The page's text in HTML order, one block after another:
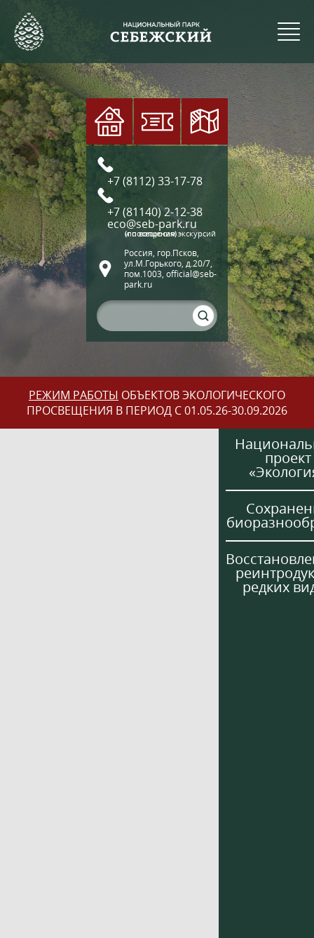
+7 (8112) 33-17-78
+7 (81140) 2-12-38
eco@seb-park.ru
(по вопросам экскурсий и посещения)
Россия, гор.Псков,
ул.М.Горького, д.20/7,
пом.1003, official@seb-
park.ru
РЕЖИМ РАБОТЫ ОБЪЕКТОВ ЭКОЛОГИЧЕСКОГО
ПРОСВЕЩЕНИЯ В ПЕРИОД С 01.05.26-30.09.2026
проект
редких